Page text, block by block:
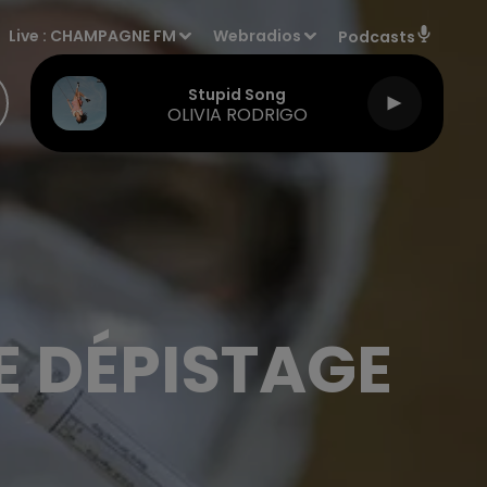
Live : CHAMPAGNE FM Webradios Podcasts
Stupid Song
OLIVIA RODRIGO
DÉPISTAGE